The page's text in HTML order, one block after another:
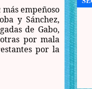
más empeñoso
y Sánchez,
de Gabo,
por mala
por la